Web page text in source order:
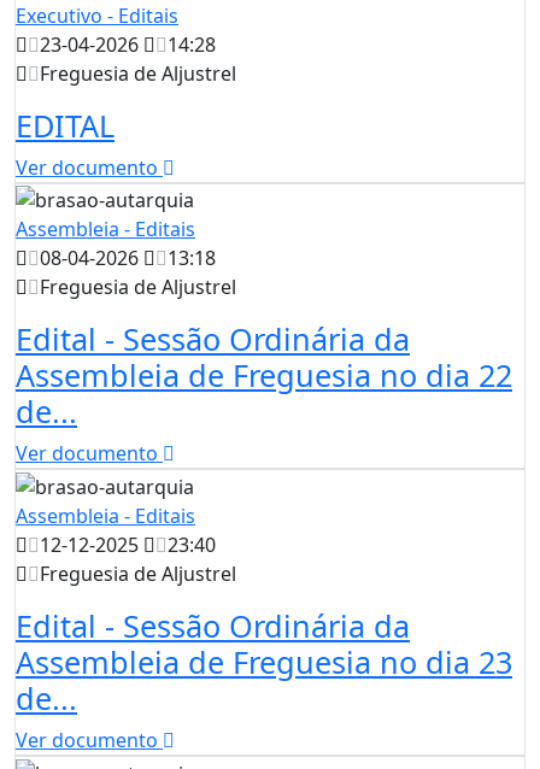
Executivo - Editais
23-04-2026
14:28
Freguesia de Aljustrel
EDITAL
Ver documento
Assembleia - Editais
08-04-2026
13:18
Freguesia de Aljustrel
Edital - Sessão Ordinária da
Assembleia de Freguesia no dia 22
de...
Ver documento
Assembleia - Editais
12-12-2025
23:40
Freguesia de Aljustrel
Edital - Sessão Ordinária da
Assembleia de Freguesia no dia 23
de...
Ver documento